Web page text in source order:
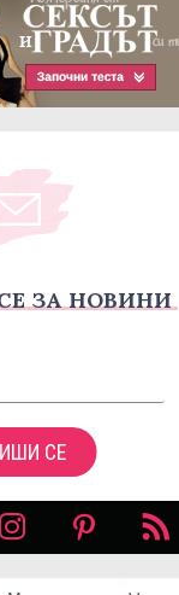
ЗА НОВИНИ
СЕ